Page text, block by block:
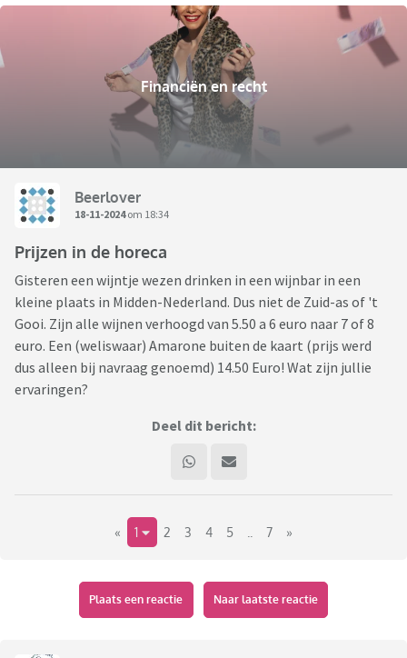
Financiën en recht
Beerlover
18-11-2024om 18:34
Prijzen in de horeca
Gisteren een wijntje wezen drinken in een wijnbar in een
kleine plaats in Midden-Nederland. Dus niet de Zuid-as of 't
Gooi. Zijn alle wijnen verhoogd van 5.50 a 6 euro naar 7 of 8
euro. Een (weliswaar) Amarone buiten de kaart (prijs werd
dus alleen bij navraag genoemd) 14.50 Euro! Wat zijn jullie
ervaringen?
Deel dit bericht:
« 1 2 3 4 5 7 »
Plaats een reactie Naar laatste reactie